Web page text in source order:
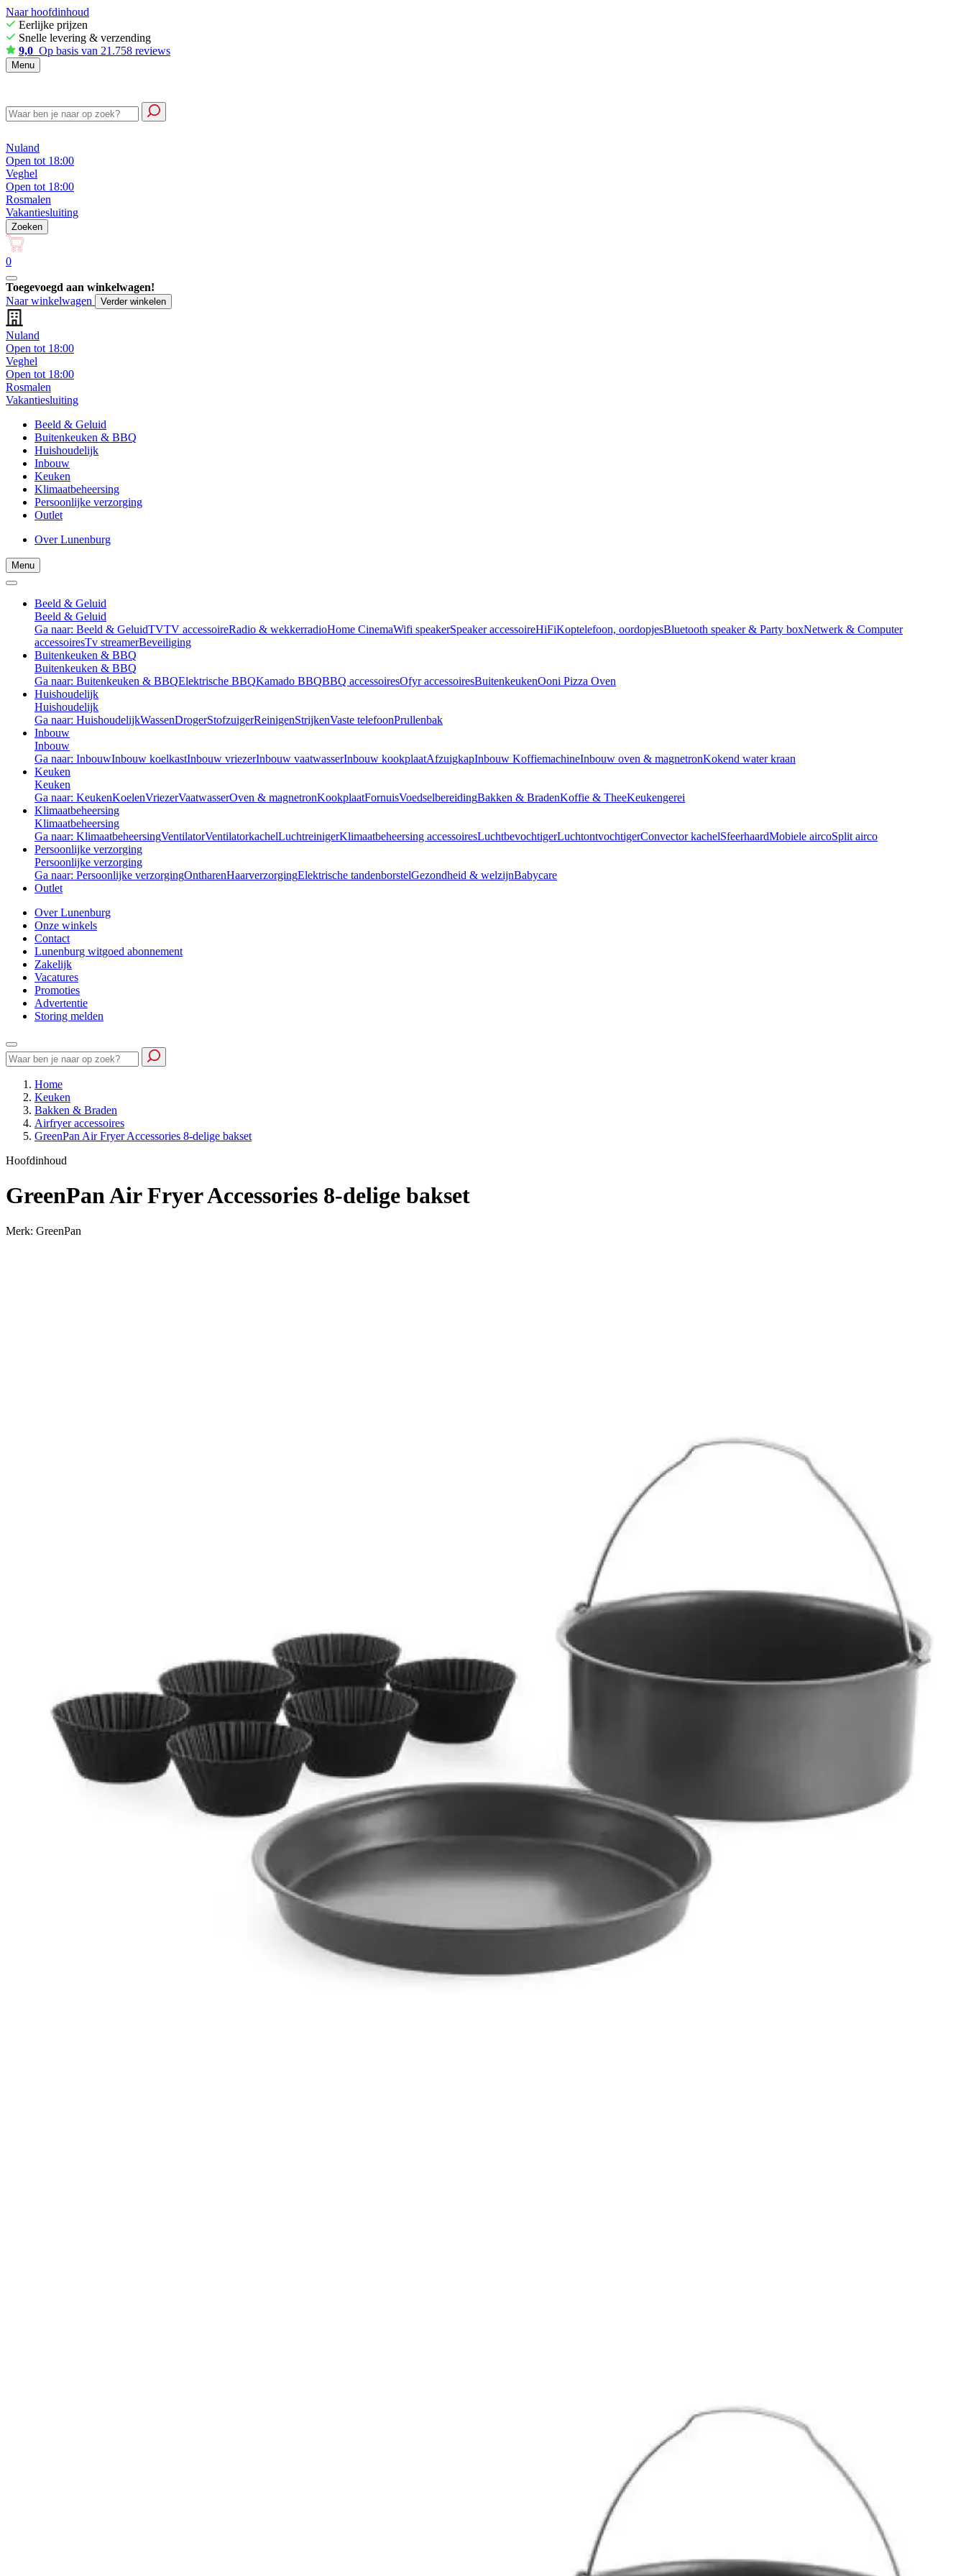
Naar hoofdinhoud
Eerlijke prijzen
Snelle levering & verzending
9,0 Op basis van 21.758 reviews
Menu
Nuland
Open tot 18:00
Veghel
Open tot 18:00
Rosmalen
Vakantiesluiting
Zoeken
0
Toegevoegd aan winkelwagen!
Naar winkelwagen
Verder winkelen
Nuland
Open tot 18:00
Veghel
Open tot 18:00
Rosmalen
Vakantiesluiting
Beeld & Geluid
Buitenkeuken & BBQ
Huishoudelijk
Inbouw
Keuken
Klimaatbeheersing
Persoonlijke verzorging
Outlet
Over Lunenburg
Menu
Beeld & Geluid
Beeld & Geluid
Ga naar: Beeld & GeluidTVTV accessoireRadio & wekkerradioHome CinemaWifi speakerSpeaker accessoireHiFiKoptelefoon, oordopjesBluetooth speaker & Party boxNetwerk & Computer
accessoiresTv streamerBeveiliging
Buitenkeuken & BBQ
Buitenkeuken & BBQ
Ga naar: Buitenkeuken & BBQElektrische BBQKamado BBQBBQ accessoiresOfyr accessoiresBuitenkeukenOoni Pizza Oven
Huishoudelijk
Huishoudelijk
Ga naar: HuishoudelijkWassenDrogerStofzuigerReinigenStrijkenVaste telefoonPrullenbak
Inbouw
Inbouw
Ga naar: InbouwInbouw koelkastInbouw vriezerInbouw vaatwasserInbouw kookplaatAfzuigkapInbouw KoffiemachineInbouw oven & magnetronKokend water kraan
Keuken
Keuken
Ga naar: KeukenKoelenVriezerVaatwasserOven & magnetronKookplaatFornuisVoedselbereidingBakken & BradenKoffie & TheeKeukengerei
Klimaatbeheersing
Klimaatbeheersing
Ga naar: KlimaatbeheersingVentilatorVentilatorkachelLuchtreinigerKlimaatbeheersing accessoiresLuchtbevochtigerLuchtontvochtigerConvector kachelSfeerhaardMobiele aircoSplit airco
Persoonlijke verzorging
Persoonlijke verzorging
Ga naar: Persoonlijke verzorgingOntharenHaarverzorgingElektrische tandenborstelGezondheid & welzijnBabycare
Outlet
Over Lunenburg
Onze winkels
Contact
Lunenburg witgoed abonnement
Zakelijk
Vacatures
Promoties
Advertentie
Storing melden
Home
Keuken
Bakken & Braden
Airfryer accessoires
GreenPan Air Fryer Accessories 8-delige bakset
Hoofdinhoud
GreenPan Air Fryer Accessories 8-delige bakset
Merk: GreenPan